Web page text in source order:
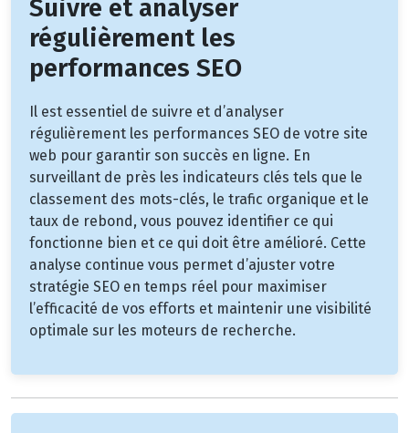
Suivre et analyser
régulièrement les
performances SEO
Il est essentiel de suivre et d’analyser
régulièrement les performances SEO de votre site
web pour garantir son succès en ligne. En
surveillant de près les indicateurs clés tels que le
classement des mots-clés, le trafic organique et le
taux de rebond, vous pouvez identifier ce qui
fonctionne bien et ce qui doit être amélioré. Cette
analyse continue vous permet d’ajuster votre
stratégie SEO en temps réel pour maximiser
l’efficacité de vos efforts et maintenir une visibilité
optimale sur les moteurs de recherche.